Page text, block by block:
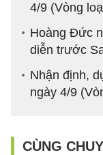
4/9 (Vòng
Hoàng Đức
diễn trước
Nhận định,
ngày 4/9
CÙNG